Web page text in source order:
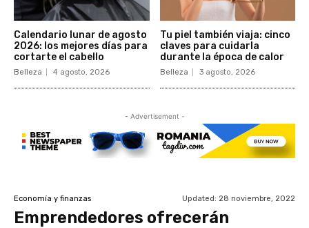
Calendario lunar de agosto
2026: los mejores días para
cortarte el cabello
Belleza 4 agosto, 2026
Tu piel también viaja: cinco
claves para cuidarla
durante la época de calor
Belleza 3 agosto, 2026
- Advertisement -